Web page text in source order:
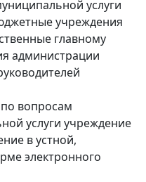
услуги
учреждения
главному
администрации
вопросам
услуги учреждение
в устной,
электронного